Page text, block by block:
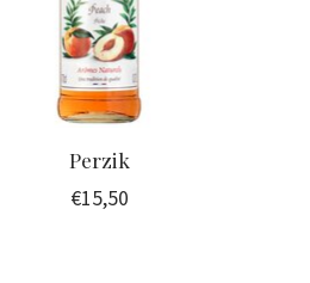
Perzik
€15,50